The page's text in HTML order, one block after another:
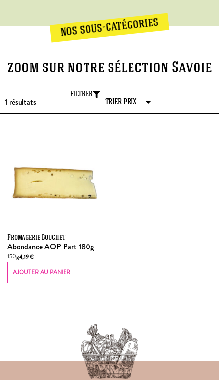
nos sous-catégories
zoom sur notre sélection Savoie
1 résultats
FILTRER
Fromagerie Bouchet
Abondance AOP Part 180g
150g4,19€
AJOUTER AU PANIER